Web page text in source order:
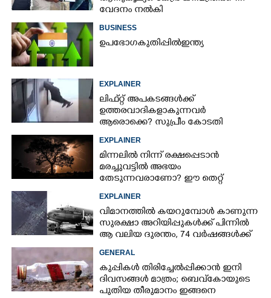
വേദനം നൽകി​
BUSINESS
ഉ​പ​ഭോ​ഗ​ ​കു​തി​പ്പി​ൽ​ ​ഇ​ന്ത്യ​
EXPLAINER
ലിഫ്റ്റ് അപകടങ്ങൾക്ക്
ഉത്തരവാദികളാകുന്നവർ
ആരൊക്കെ?​ സുപ്രീം കോടതി
EXPLAINER
മിന്നലിൽ നിന്ന് രക്ഷപ്പെടാൻ
മരച്ചുവട്ടിൽ അഭയം
തേടുന്നവരാണോ? ഈ തെറ്റ്
ഭീഷണിയാകും
EXPLAINER
വിമാനത്തിൽ കയറുമ്പോൾ കാണുന്ന
സുരക്ഷാ അറിയിപ്പുകൾക്ക് പിന്നിൽ
ആ വലിയ ദുരന്തം, 74 വർഷങ്ങൾക്ക്
GENERAL
കുപ്പികൾ തിരിച്ചേൽപ്പിക്കാൻ ഇനി
ദിവസങ്ങൾ മാത്രം; ബെവ്‌കോയുടെ
പുതിയ തീരുമാനം ഇങ്ങനെ